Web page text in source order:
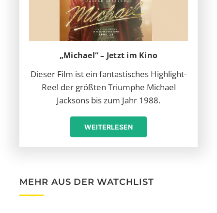
„Michael“ – Jetzt im Kino
Dieser Film ist ein fantastisches Highlight-
Reel der größten Triumphe Michael
Jacksons bis zum Jahr 1988.
WEITERLESEN
MEHR AUS DER WATCHLIST